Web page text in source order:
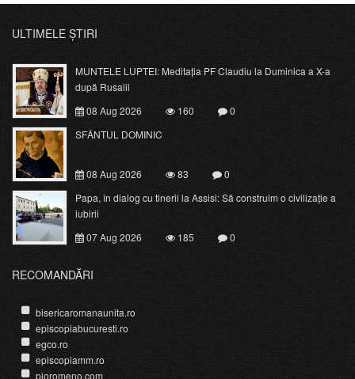
ULTIMELE ȘTIRI
MUNTELE LUPTEI: Meditația PF Claudiu la Duminica a X-a
după Rusalii
08 Aug 2026
160
0
SFÂNTUL DOMINIC
08 Aug 2026 83
0
Papa, în dialog cu tinerii la Assisi: Să construim o civilizație a
iubirii
07 Aug 2026
185 0
RECOMANDĂRI
bisericaromanaunita.ro
episcopiabucuresti.ro
egco.ro
episcopiamm.ro
pioromeno.com